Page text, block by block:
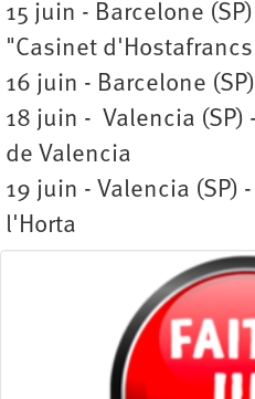
15 juin - Barcelone
"Casinet
16 juin - Barcelone
18 juin - Valencia (SP)
de Valencia
19 juin - Valencia (SP)
l'Horta